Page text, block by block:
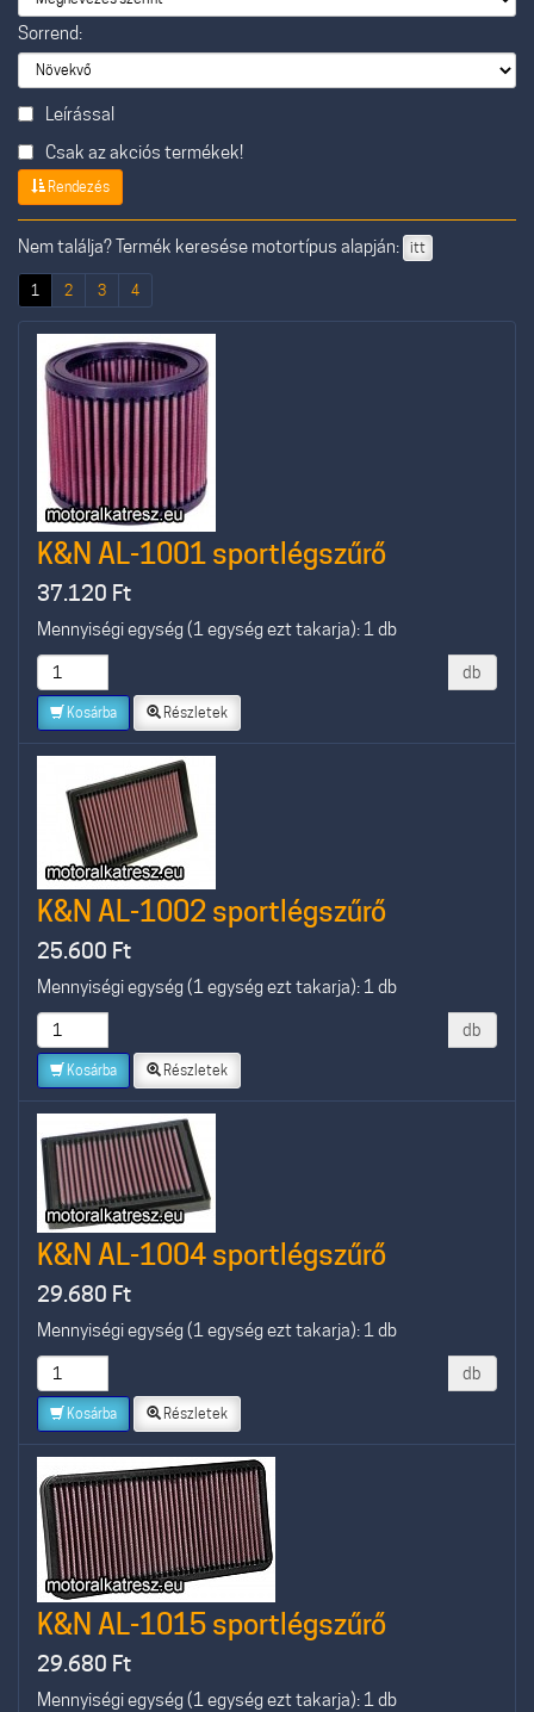
Sorrend:
Leírással
Csak az akciós termékek!
Rendezés
Nem találja? Termék keresése motortípus alapján: itt
1 (current)
2 3 4
K&N AL-1001 sportlégszűrő
37.120 Ft
Mennyiségi egység (1 egység ezt takarja): 1 db
db
Kosárba Részletek
K&N AL-1002 sportlégszűrő
25.600 Ft
Mennyiségi egység (1 egység ezt takarja): 1 db
db
Kosárba Részletek
K&N AL-1004 sportlégszűrő
29.680 Ft
Mennyiségi egység (1 egység ezt takarja): 1 db
db
Kosárba Részletek
K&N AL-1015 sportlégszűrő
29.680 Ft
Mennyiségi egység (1 egység ezt takarja): 1 db